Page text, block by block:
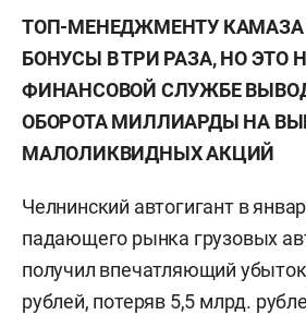
ТОП-МЕНЕДЖМЕНТУ КАМАЗА
БОНУСЫ В ТРИ РАЗА, НО ЭТО
ФИНАНСОВОЙ СЛУЖБЕ
ОБОРОТА МИЛЛИАРДЫ НА
МАЛОЛИКВИДНЫХ АКЦИЙ
Челнинский автогигант в
падающего рынка грузовых
получил впечатляющий
рублей, потеряв 5,5 млрд.